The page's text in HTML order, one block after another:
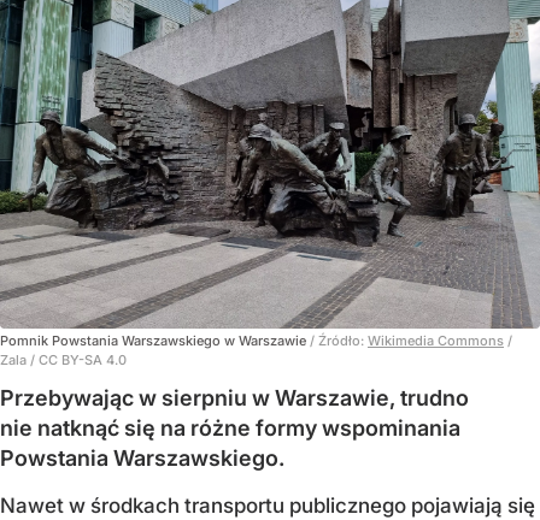
Pomnik Powstania Warszawskiego w Warszawie / Źródło: Wikimedia Commons /
Zala / CC BY-SA 4.0
Przebywając w sierpniu w Warszawie, trudno
nie natknąć się na różne formy wspominania
Powstania Warszawskiego.
Nawet w środkach transportu publicznego pojawiają się